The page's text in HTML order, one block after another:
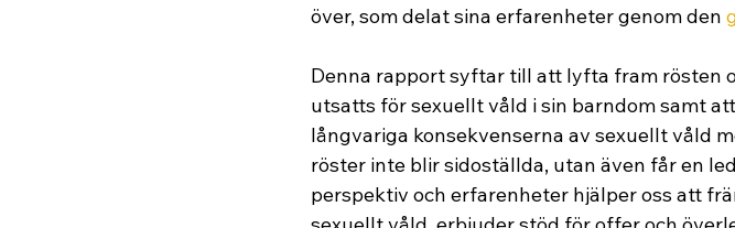
över, som delat sina erfarenheter genom den
Denna rapport syftar till att lyfta fram rösten
utsatts för sexuellt våld i sin barndom samt
långvariga konsekvenserna av sexuellt våld
röster inte blir sidoställda, utan även får en
perspektiv och erfarenheter hjälper oss att